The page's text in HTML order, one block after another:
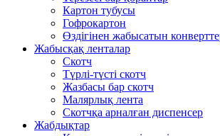
Картон тубусы
Гофрокартон
Өздігінен жабысатын
Жабысқақ ленталар
Скотч
Түрлі-түсті скотч
Жазбасы бар скотч
Малярлық лента
Скотчқа арналған диспенсер
Жабдықтар